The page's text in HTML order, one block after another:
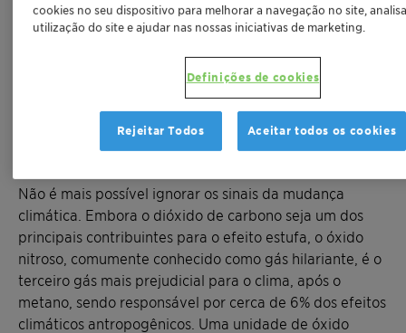
Desafio
REDUZA AS EMISSÕES NOCIVAS
– OS CATALISADORES ENVICAT
O E ENVICAT™ NOx REMOVEM
O ÓXIDO NITROSO
Não é mais possível ignorar os sinais da mudança
climática. Embora o dióxido de carbono seja um dos
principais contribuintes para o efeito estufa, o óxido
nitroso, comumente conhecido como gás hilariante, é o
terceiro gás mais prejudicial para o clima, após o
metano, sendo responsável por cerca de 6% dos efeitos
climáticos antropogênicos. Uma unidade de óxido
cookies no seu dispositivo para melhorar a navegação no site,
utilização do site e ajudar nas nossas iniciativas de marketing.
Definições de cookies
Rejeitar Todos Aceitar todos os cookies